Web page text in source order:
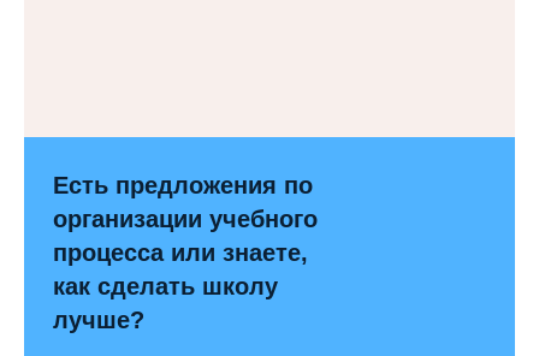
Есть предложения по
организации учебного
процесса или знаете,
как сделать школу
лучше?